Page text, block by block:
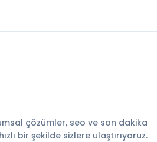
çözümler, seo ve son dakika
bir şekilde sizlere ulaştırıyoruz.